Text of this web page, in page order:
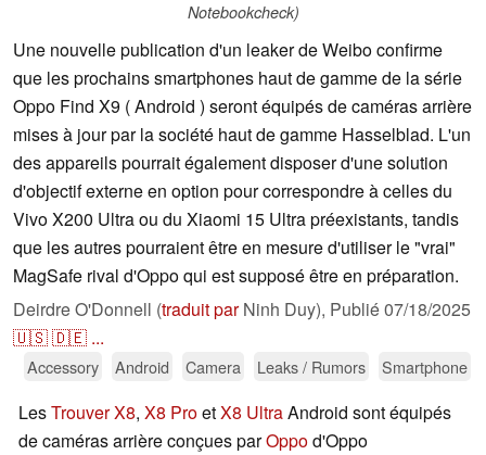
Notebookcheck)
Une nouvelle publication d'un leaker de Weibo confirme
que les prochains smartphones haut de gamme de la série
Oppo Find X9 ( Android ) seront équipés de caméras arrière
mises à jour par la société haut de gamme Hasselblad. L'un
des appareils pourrait également disposer d'une solution
d'objectif externe en option pour correspondre à celles du
Vivo X200 Ultra ou du Xiaomi 15 Ultra préexistants, tandis
que les autres pourraient être en mesure d'utiliser le "vrai"
MagSafe rival d'Oppo qui est supposé être en préparation.
Deirdre O'Donnell (traduit parNinh Duy), Publié07/18/2025
🇺🇸🇩🇪 ...
Accessory Android Camera Leaks / Rumors Smartphone
LesTrouver X8, X8 ProetX8 UltraAndroid sont équipés
de caméras arrière conçues parOppod'Oppo